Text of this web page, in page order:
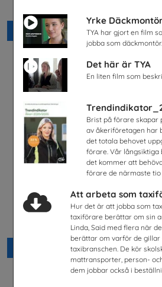
Yrke
TYA har gjort en film
jobba som däckmontör.
Det här är TYA
En liten film som
Brist på förare skapar
av åkeriföretagen har
det totala behovet
förare. Vår långsiktiga
det kommer att
förare de närmaste tio
Att arbeta som
Hur det är att jobba som
taxiförare berättar om sin
Linda, Said med flera när
berättar om varför de gillar
taxibranschen. De kör
mattransporter, person-
dem jobbar också i
Beställ 0kr
Lastbilschaufför-Ett
framtidsjobb
TYA
Beställ 0kr